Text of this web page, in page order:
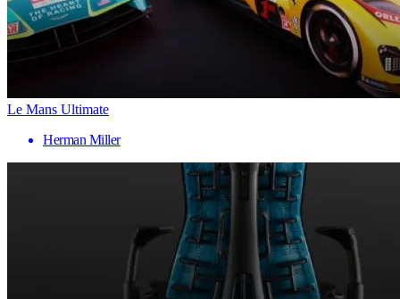
Le Mans Ultimate
Herman Miller